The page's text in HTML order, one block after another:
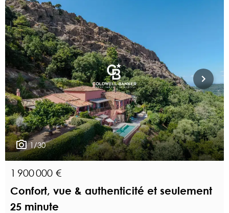
1/30
1 900 000 €
Confort, vue & authenticité et seulement
25 minute